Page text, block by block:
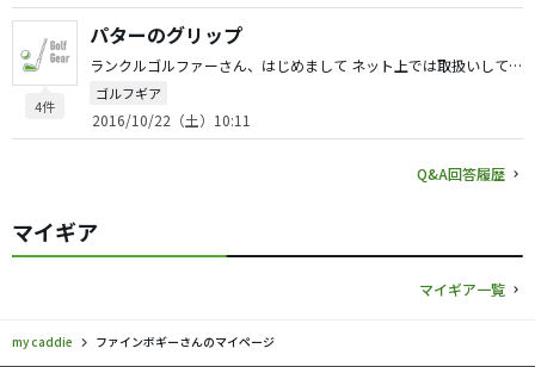
4件
パターのグリップ
ランクルゴルファーさん、はじめまして ネット上では取扱いしているようですが、実際には在庫切れなのでしょうか。 もし、お調べ済でしたら申し訳ありません。 日幸物産株式会社 http://prodyn.jp/product/products/list.php?category_id=1 私も色々なクラブ、ヘッド、シャフト、グリップなどを予備で持ってます（笑
ゴルフギア
2016/10/22（土）10:11
Q&A回答履歴
マイギア
マイギア一覧
my caddie ファインボギーさんのマイページ